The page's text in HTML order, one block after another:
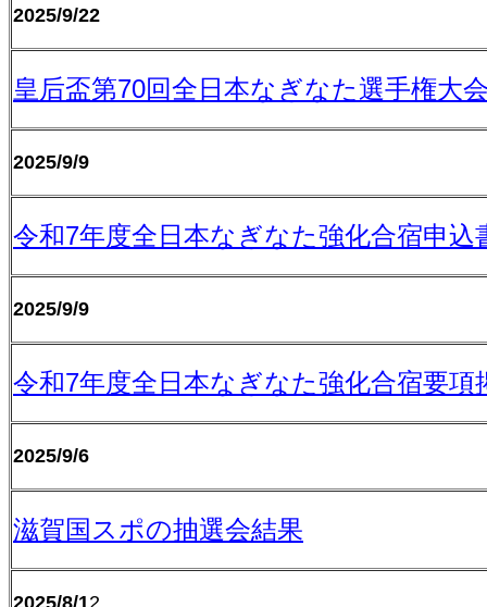
2025/9/22
皇后盃第70回全日本なぎなた選手権大
2025/9/9
令和7年度全日本なぎなた強化合宿申込
2025/9/9
令和7年度全日本なぎなた強化合宿要項
2025/9/6
滋賀国スポの抽選会結果
2025/8/12